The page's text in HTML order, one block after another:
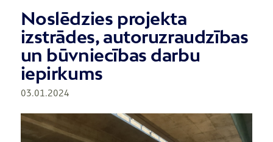
Noslēdzies projekta
izstrādes, autoruzraudzības
un būvniecības darbu
iepirkums
03.01.2024